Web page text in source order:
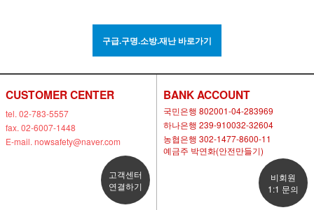
구급.구명.소방.재난 바로가기
CUSTOMER CENTER
tel. 02-783-5557
fax. 02-6007-1448
E-mail. nowsafety@naver.com
고객센터
연결하기
BANK ACCOUNT
국민은행 802001-04-283969
하나은행 239-910032-32604
농협은행 302-1477-8600-11
예금주 박연화(안전만들기)
비회원
1:1 문의